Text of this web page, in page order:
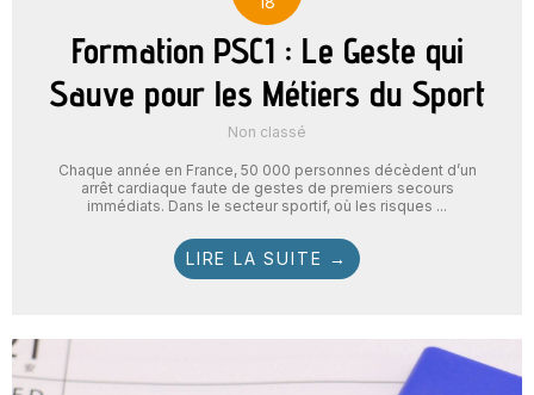
Formation PSC1 : Le Geste qui
Sauve pour les Métiers du Sport
Non classé
Chaque année en France, 50 000 personnes décèdent d’un
arrêt cardiaque faute de gestes de premiers secours
immédiats. Dans le secteur sportif, où les risques ...
LIRE LA SUITE →